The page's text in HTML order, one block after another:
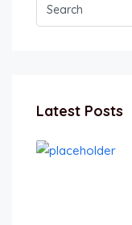
Latest Posts